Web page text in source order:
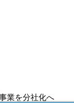
業を分社化へ